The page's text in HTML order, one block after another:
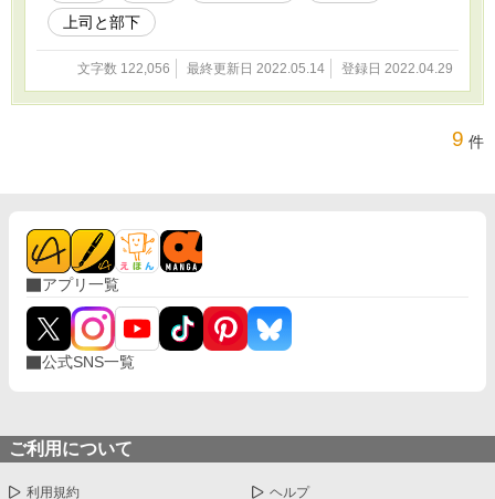
上司と部下
文字数 122,056 最終更新日 2022.05.14 登録日 2022.04.29
9 件
アプリ一覧
公式SNS一覧
ご利用について
利用規約 ヘルプ